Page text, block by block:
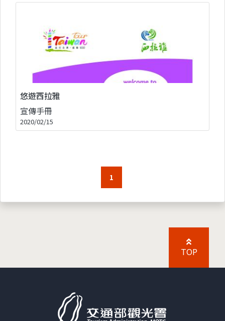
悠遊西拉雅
宣傳手冊
2020/02/15
1
TOP